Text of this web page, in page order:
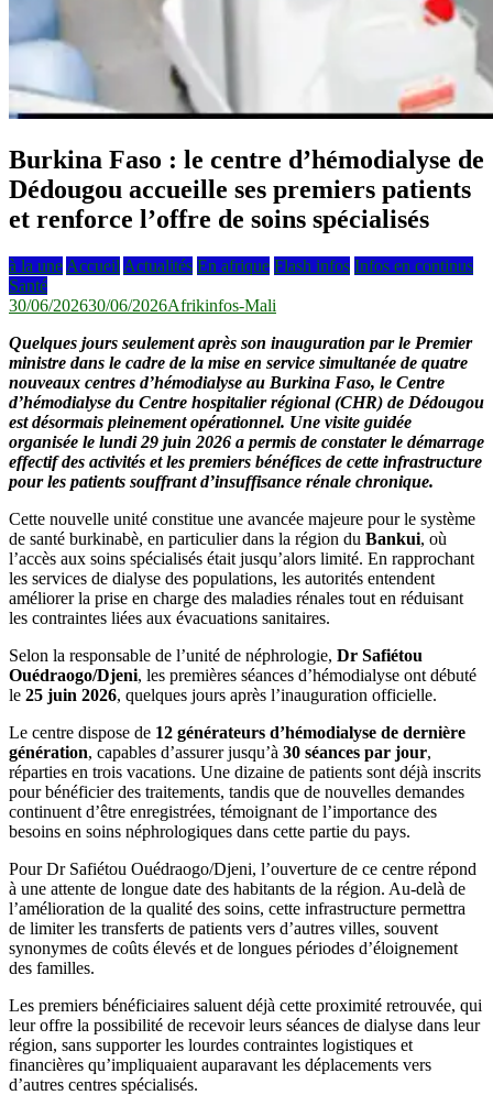
Burkina Faso : le centre d’hémodialyse de
Dédougou accueille ses premiers patients
et renforce l’offre de soins spécialisés
à la une Accueil Actualités En afrique Flash infos Infos en continus
Santé
30/06/202630/06/2026Afrikinfos-Mali
Quelques jours seulement après son inauguration par le Premier
ministre dans le cadre de la mise en service simultanée de quatre
nouveaux centres d’hémodialyse au Burkina Faso, le Centre
d’hémodialyse du Centre hospitalier régional (CHR) de Dédougou
est désormais pleinement opérationnel. Une visite guidée
organisée le lundi 29 juin 2026 a permis de constater le démarrage
effectif des activités et les premiers bénéfices de cette infrastructure
pour les patients souffrant d’insuffisance rénale chronique.
Cette nouvelle unité constitue une avancée majeure pour le système
de santé burkinabè, en particulier dans la région du Bankui, où
l’accès aux soins spécialisés était jusqu’alors limité. En rapprochant
les services de dialyse des populations, les autorités entendent
améliorer la prise en charge des maladies rénales tout en réduisant
les contraintes liées aux évacuations sanitaires.
Selon la responsable de l’unité de néphrologie, Dr Safiétou
Ouédraogo/Djeni, les premières séances d’hémodialyse ont débuté
le 25 juin 2026, quelques jours après l’inauguration officielle.
Le centre dispose de 12 générateurs d’hémodialyse de dernière
génération, capables d’assurer jusqu’à 30 séances par jour,
réparties en trois vacations. Une dizaine de patients sont déjà inscrits
pour bénéficier des traitements, tandis que de nouvelles demandes
continuent d’être enregistrées, témoignant de l’importance des
besoins en soins néphrologiques dans cette partie du pays.
Pour Dr Safiétou Ouédraogo/Djeni, l’ouverture de ce centre répond
à une attente de longue date des habitants de la région. Au-delà de
l’amélioration de la qualité des soins, cette infrastructure permettra
de limiter les transferts de patients vers d’autres villes, souvent
synonymes de coûts élevés et de longues périodes d’éloignement
des familles.
Les premiers bénéficiaires saluent déjà cette proximité retrouvée, qui
leur offre la possibilité de recevoir leurs séances de dialyse dans leur
région, sans supporter les lourdes contraintes logistiques et
financières qu’impliquaient auparavant les déplacements vers
d’autres centres spécialisés.